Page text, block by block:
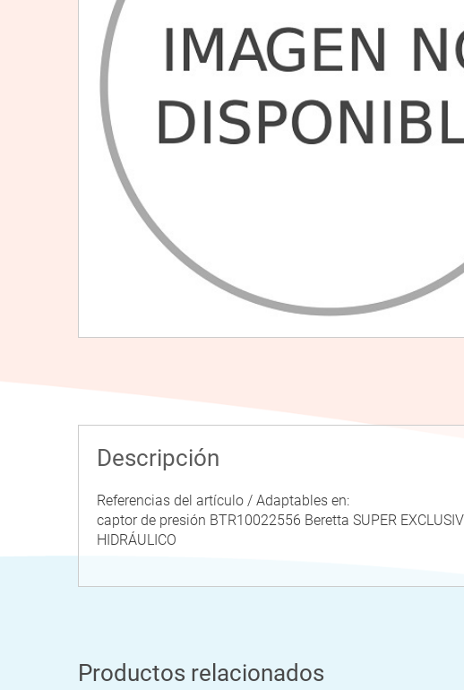
Descripción
Referencias del artículo / Adaptables en:
captor de presión BTR10022556 Beretta SUPER
HIDRÁULICO
Productos relacionados